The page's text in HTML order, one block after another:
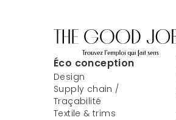
Éco conception
Design
Supply chain /
Traçabilité
Textile & trims